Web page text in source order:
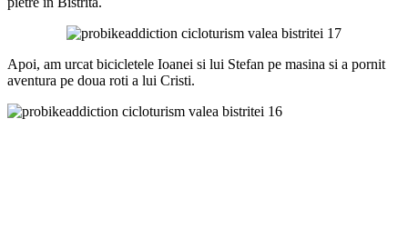
Apoi, am urcat bicicletele Ioanei si lui Stefan pe masina si a pornit
aventura pe doua roti a lui Cristi.